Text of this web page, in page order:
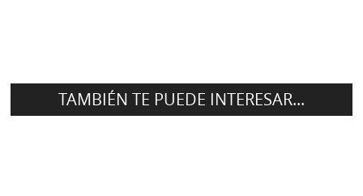
TAMBIÉN TE PUEDE INTERESAR...